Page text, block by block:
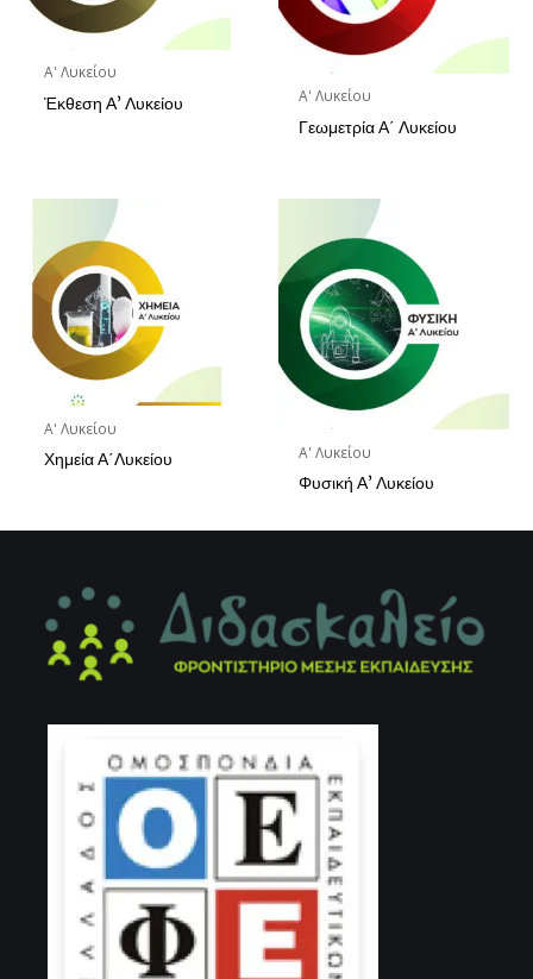
Α' Λυκείου
Έκθεση Α’ Λυκείου Α' Λυκείου
Γεωμετρία Α΄ Λυκείου
Α' Λυκείου
Χημεία Α΄Λυκείου Α' Λυκείου
Φυσική Α’ Λυκείου